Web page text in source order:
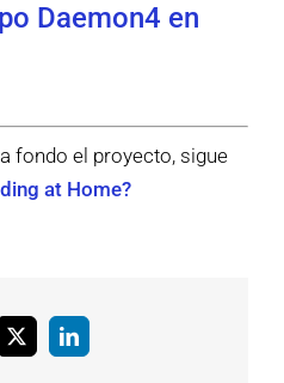
Daemon4 en
fondo el proyecto, sigue
at Home?
X LinkedIn